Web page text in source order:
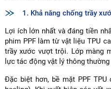
1. Khả năng chống trầy
Lợi ích lớn nhất và đáng tiền
phim PPF làm từ vật liệu TPU
trầy xước vượt trội. Lớp màng
lực tác động vật lý thông
Đặc biệt hơn, bề mặt PPF